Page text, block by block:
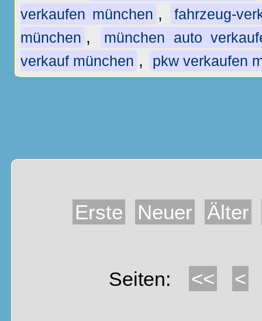
verkaufen münchen ,
fahrzeug-
münchen ,
münchen auto
verkauf münchen , pkw verkaufen
Erste Neuer Älter
Seiten: << <